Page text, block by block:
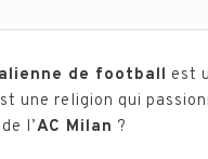
de football est
une religion qui
l’AC Milan ?